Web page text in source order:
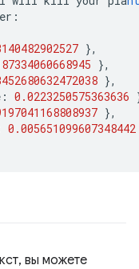
:
},
},
},
: 0.0223250575363636
},
0.005651099607348442
вы можете